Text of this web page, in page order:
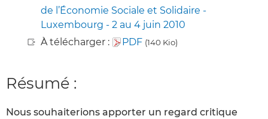
de l’Économie Sociale et Solidaire -
Luxembourg - 2 au 4 juin 2010
À télécharger :
PDF (140 Kio)
Résumé :
Nous souhaiterions apporter un regard critique